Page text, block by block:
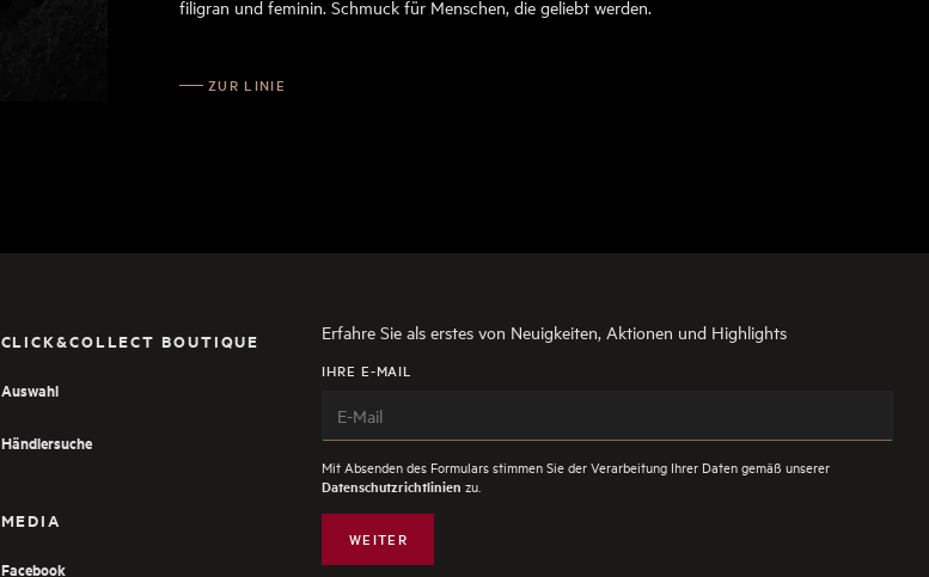
filigran und feminin. Schmuck für Menschen, die geliebt werden.
ZUR LINIE
CLICK&COLLECT BOUTIQUE
Auswahl
Händlersuche
MEDIA
Facebook
Erfahre Sie als erstes von Neuigkeiten, Aktionen und Highlights
IHRE E-MAIL
Mit Absenden des Formulars stimmen Sie der Verarbeitung Ihrer Daten gemäß unserer
Datenschutzrichtlinien zu.
WEITER